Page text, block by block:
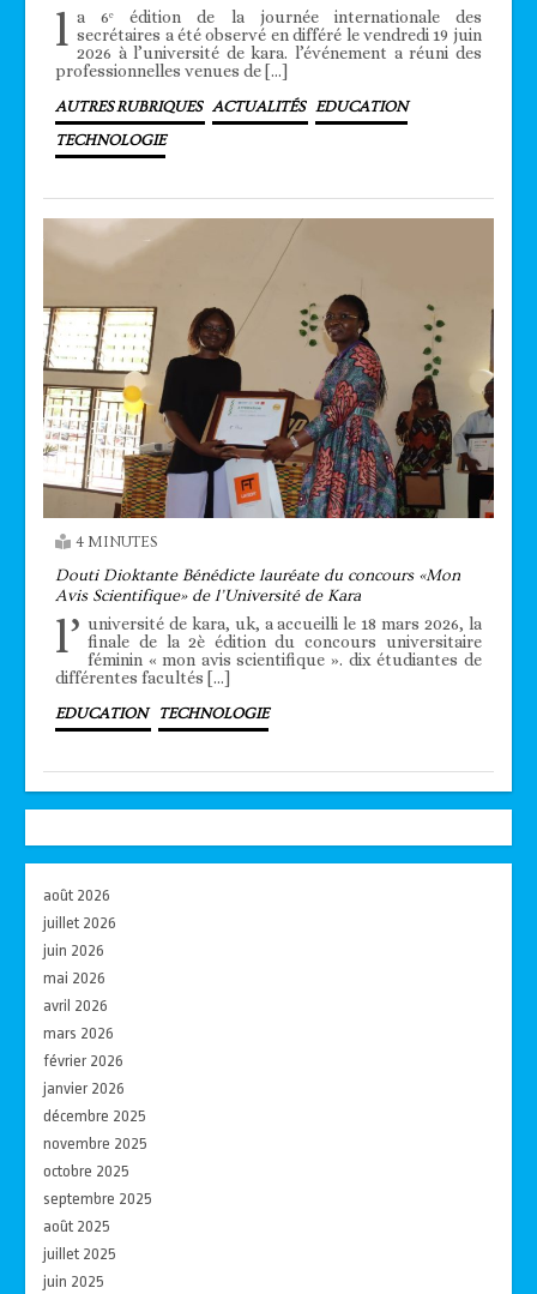
l a 6ᵉ édition de la journée internationale des
secrétaires a été observé en différé le vendredi 19 juin
2026 à l’université de kara. l’événement a réuni des
professionnelles venues de […]
AUTRES RUBRIQUES ACTUALITÉS EDUCATION
TECHNOLOGIE
4 MINUTES
Douti Dioktante Bénédicte lauréate du concours «Mon
Avis Scientifique» de l’Université de Kara
l’ université de kara, uk, a accueilli le 18 mars 2026, la
finale de la 2è édition du concours universitaire
féminin « mon avis scientifique ». dix étudiantes de
différentes facultés […]
EDUCATION TECHNOLOGIE
août 2026
juillet 2026
juin 2026
mai 2026
avril 2026
mars 2026
février 2026
janvier 2026
décembre 2025
novembre 2025
octobre 2025
septembre 2025
août 2025
juillet 2025
juin 2025